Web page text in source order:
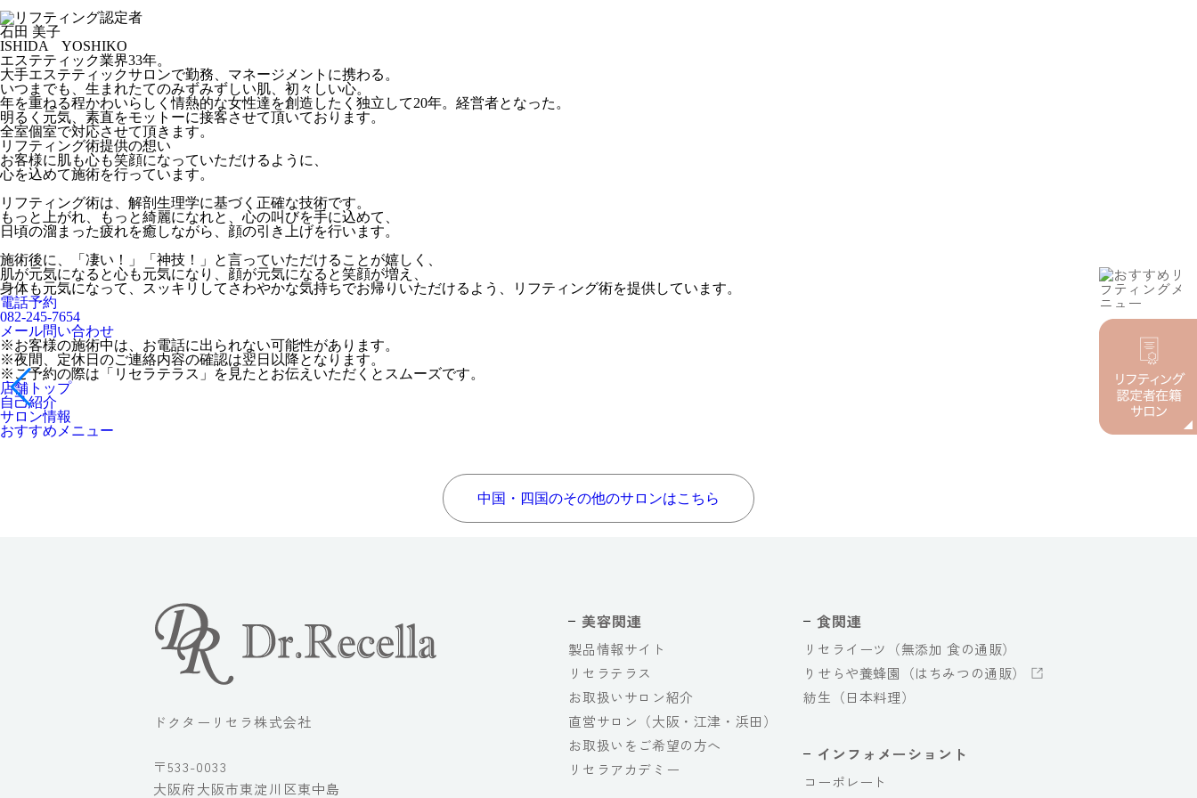
石田 美子
ISHIDA YOSHIKO
エステティック業界33年。
大手エステティックサロンで勤務、マネージメントに携わる。
いつまでも、生まれたてのみずみずしい肌、初々しい心。
年を重ねる程かわいらしく情熱的な女性達を創造したく独立して20年。経営者となった。
明るく元気、素直をモットーに接客させて頂いております。
全室個室で対応させて頂きます。
リフティング術提供の想い
お客様に肌も心も笑顔になっていただけるように、
心を込めて施術を行っています。
リフティング術は、解剖生理学に基づく正確な技術です。
もっと上がれ、もっと綺麗になれと、心の叫びを手に込めて、
日頃の溜まった疲れを癒しながら、顔の引き上げを行います。
施術後に、「凄い！」「神技！」と言っていただけることが嬉しく、
肌が元気になると心も元気になり、顔が元気になると笑顔が増え、
身体も元気になって、スッキリしてさわやかな気持ちでお帰りいただけるよう、リフティング術を提供しています。
電話予約
082-245-7654
メール問い合わせ
※お客様の施術中は、お電話に出られない可能性があります。
※夜間、定休日のご連絡内容の確認は翌日以降となります。
※ご予約の際は「リセラテラス」を見たとお伝えいただくとスムーズです。
店舗トップ
自己紹介
サロン情報
おすすめメニュー
中国・四国のその他のサロンはこちら
ドクターリセラ株式会社
〒533-0033
大阪府大阪市東淀川区東中島
美容関連
製品情報サイト
リセラテラス
お取扱いサロン紹介
直営サロン（大阪・江津・浜田）
お取扱いをご希望の方へ
リセラアカデミー
食関連
リセライーツ（無添加 食の通販）
りせらや養蜂園（はちみつの通販）
紡生（日本料理）
インフォメーショント
コーポレート